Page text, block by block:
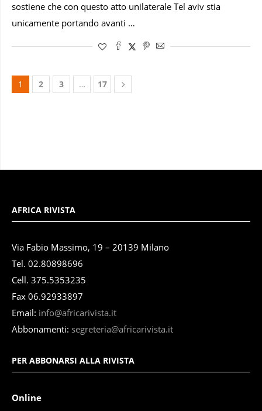
sostiene che con questo atto unilaterale Tel aviv stia
unicamente portando avanti …
1 2 3 … 17
AFRICA RIVISTA
Via Fabio Massimo, 19 – 20139 Milano
Tel. 02.80898696
Cell. 375.5353235
Fax 06.92933897
Email: info@africarivista.it
Abbonamenti: segreteria@africarivista.it
PER ABBONARSI ALLA RIVISTA
Online